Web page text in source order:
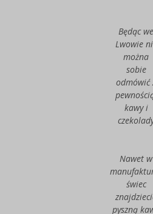
Będąc we
Lwowie
można
sobie
odmówić
kawy i
Nawet w
świec
pyszną